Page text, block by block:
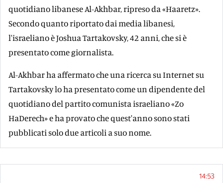
quotidiano libanese Al-Akhbar, ripreso da «Haaretz».
Secondo quanto riportato dai media libanesi,
l'israeliano è Joshua Tartakovsky, 42 anni, che si è
presentato come giornalista.
Al-Akhbar ha affermato che una ricerca su Internet su
Tartakovsky lo ha presentato come un dipendente del
quotidiano del partito comunista israeliano «Zo
HaDerech» e ha provato che quest'anno sono stati
pubblicati solo due articoli a suo nome.
14:53